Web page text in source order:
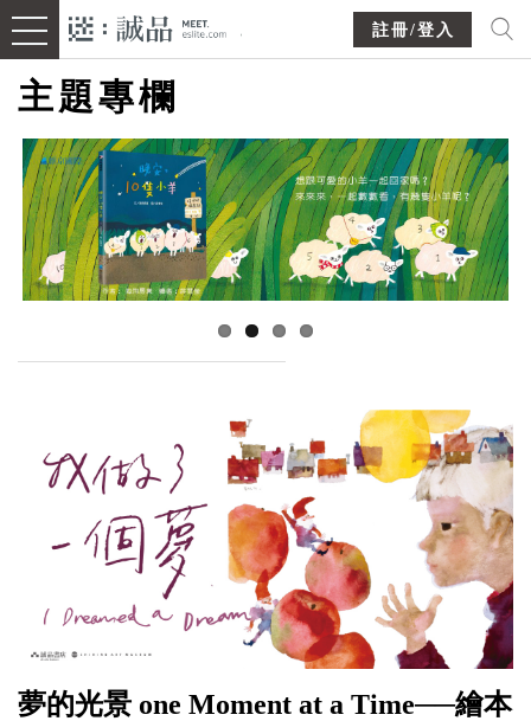
註冊/登入
主題專欄
夢的光景 one Moment at a Time──繪本